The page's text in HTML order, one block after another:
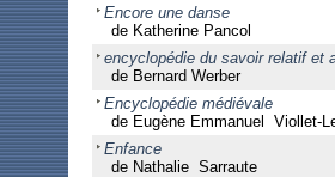
Encore une danse
de Katherine Pancol
encyclopédie du savoir relatif et
de Bernard Werber
Encyclopédie médiévale
de Eugène Emmanuel Viollet-
Enfance
de Nathalie Sarraute